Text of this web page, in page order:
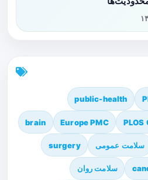
public-health
PLOS
Europe PMC
brain
سلامت عمومی surgery
سلامت روان